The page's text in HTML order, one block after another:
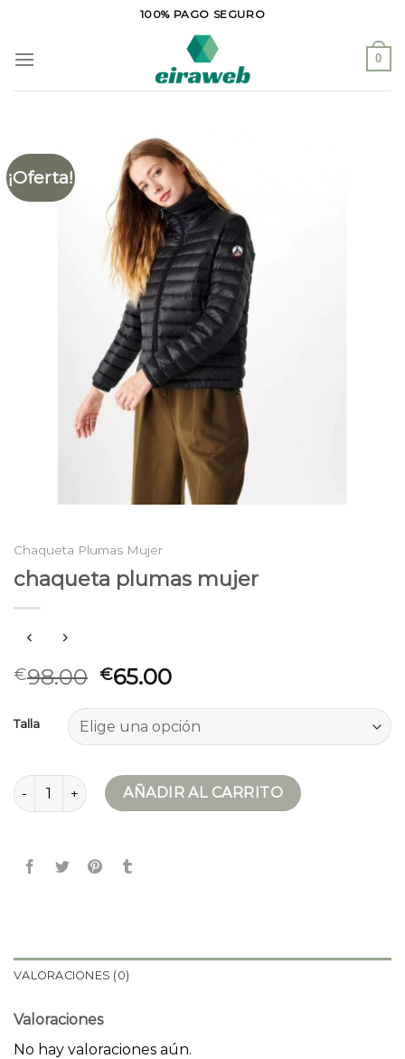
contenido
100% PAGO SEGURO
0
¡Oferta!
Chaqueta Plumas Mujer
chaqueta plumas mujer
€98.00 €65.00
Talla
chaqueta plumas mujer cantidad
AÑADIR AL CARRITO
VALORACIONES (0)
Valoraciones
No hay valoraciones aún.